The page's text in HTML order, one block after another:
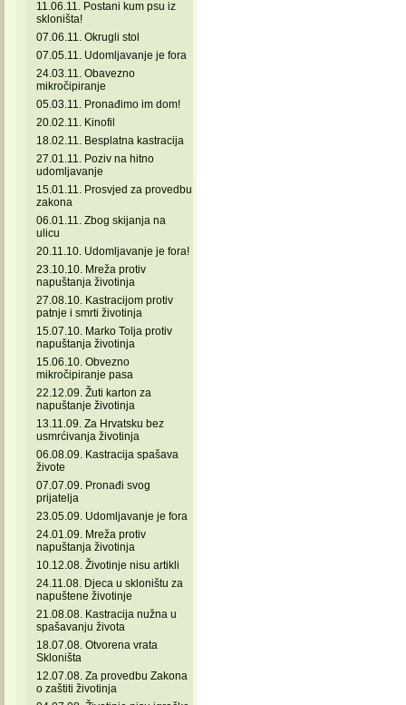
11.06.11. Postani kum psu iz
skloništa!
07.06.11. Okrugli stol
07.05.11. Udomljavanje je fora
24.03.11. Obavezno
mikročipiranje
05.03.11. Pronađimo im dom!
20.02.11. Kinofil
18.02.11. Besplatna kastracija
27.01.11. Poziv na hitno
udomljavanje
15.01.11. Prosvjed za provedbu
zakona
06.01.11. Zbog skijanja na
ulicu
20.11.10. Udomljavanje je fora!
23.10.10. Mreža protiv
napuštanja životinja
27.08.10. Kastracijom protiv
patnje i smrti životinja
15.07.10. Marko Tolja protiv
napuštanja životinja
15.06.10. Obvezno
mikročipiranje pasa
22.12.09. Žuti karton za
napuštanje životinja
13.11.09. Za Hrvatsku bez
usmrćivanja životinja
06.08.09. Kastracija spašava
živote
07.07.09. Pronađi svog
prijatelja
23.05.09. Udomljavanje je fora
24.01.09. Mreža protiv
napuštanja životinja
10.12.08. Životinje nisu artikli
24.11.08. Djeca u skloništu za
napuštene životinje
21.08.08. Kastracija nužna u
spašavanju života
18.07.08. Otvorena vrata
Skloništa
12.07.08. Za provedbu Zakona
o zaštiti životinja